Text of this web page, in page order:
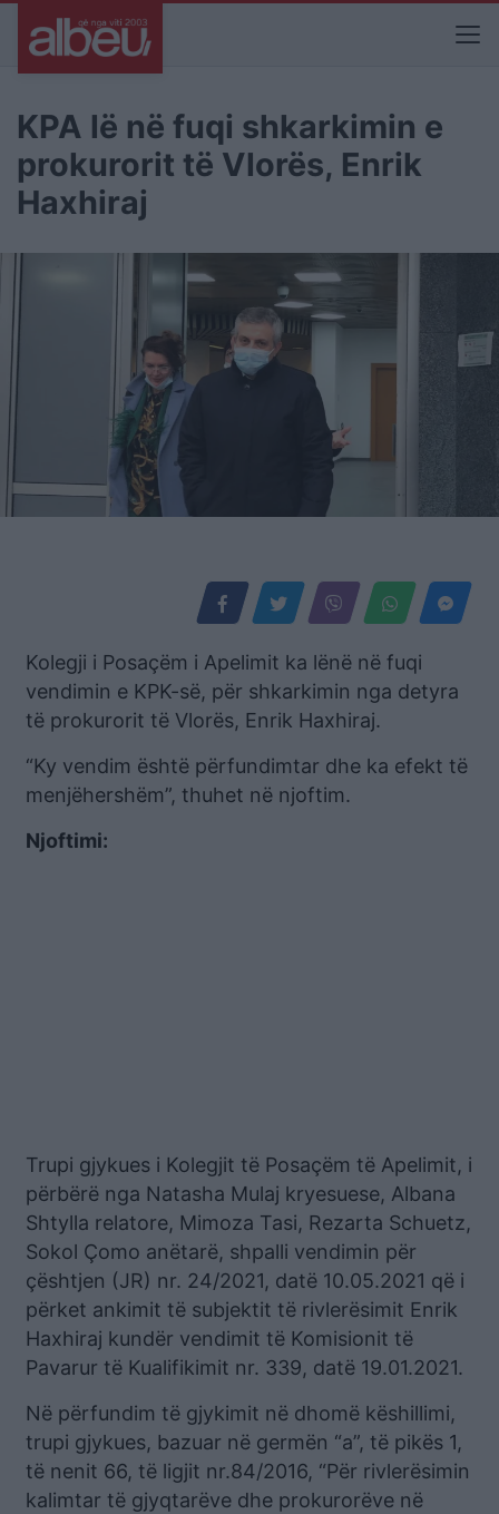
KPA lë në fuqi shkarkimin e
prokurorit të Vlorës, Enrik
Haxhiraj
Kolegji i Posaçëm i Apelimit ka lënë në fuqi
vendimin e KPK-së, për shkarkimin nga detyra
të prokurorit të Vlorës, Enrik Haxhiraj.
“Ky vendim është përfundimtar dhe ka efekt të
menjëhershëm”, thuhet në njoftim.
Njoftimi:
Trupi gjykues i Kolegjit të Posaçëm të Apelimit, i
përbërë nga Natasha Mulaj kryesuese, Albana
Shtylla relatore, Mimoza Tasi, Rezarta Schuetz,
Sokol Çomo anëtarë, shpalli vendimin për
çështjen (JR) nr. 24/2021, datë 10.05.2021 që i
përket ankimit të subjektit të rivlerësimit Enrik
Haxhiraj kundër vendimit të Komisionit të
Pavarur të Kualifikimit nr. 339, datë 19.01.2021.
Në përfundim të gjykimit në dhomë këshillimi,
trupi gjykues, bazuar në germën “a”, të pikës 1,
të nenit 66, të ligjit nr.84/2016, “Për rivlerësimin
kalimtar të gjyqtarëve dhe prokurorëve në